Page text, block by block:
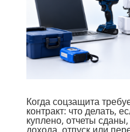
Когда соцзащита
контракт: что делать,
куплено, отчеты